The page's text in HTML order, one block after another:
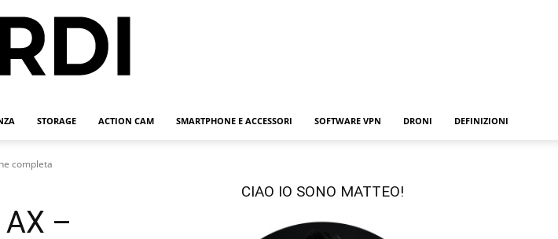
STORAGE ACTION CAM SMARTPHONE E ACCESSORI SOFTWARE VPN DRONI DEFINIZIONI
completa
AX –
CIAO IO SONO MATTEO!